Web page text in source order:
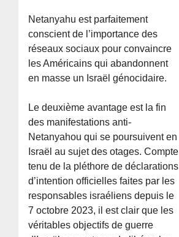
Netanyahu est parfaitement
conscient de l’importance des
réseaux sociaux pour convaincre
les Américains qui abandonnent
en masse un Israël génocidaire.
Le deuxième avantage est la fin
des manifestations anti-
Netanyahou qui se poursuivent en
Israël au sujet des otages. Compte
tenu de la pléthore de déclarations
d’intention officielles faites par les
responsables israéliens depuis le
7 octobre 2023, il est clair que les
véritables objectifs de guerre